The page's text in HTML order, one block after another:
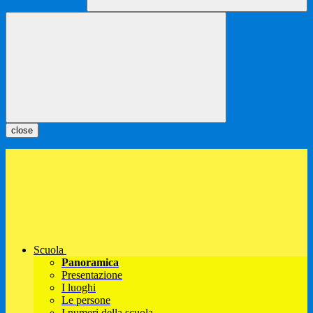
close
Scuola
Panoramica
Presentazione
I luoghi
Le persone